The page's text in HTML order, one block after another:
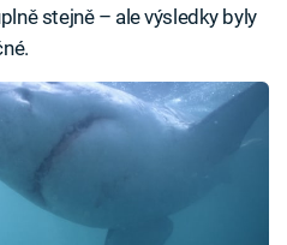
stejně – ale výsledky byly